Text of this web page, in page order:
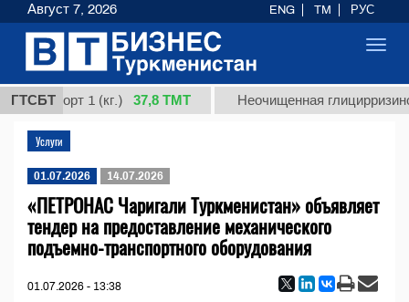
ГТСБТсорт 1 (кг.) 37,8 ТМТ Неочищенная
Услуги
01.07.2026 14.07.2026
«ПЕТРОНАС Чаригали Туркменистан» объявляет
тендер на предоставление механического
подъемно-транспортного оборудования
01.07.2026 - 13:38
Август 7, 2026 ENG TM РУС